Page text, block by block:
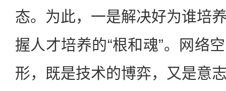
态。为此，一是解决好为谁培
握人才培养的“根和魂”。网络
形，既是技术的博弈，又是意